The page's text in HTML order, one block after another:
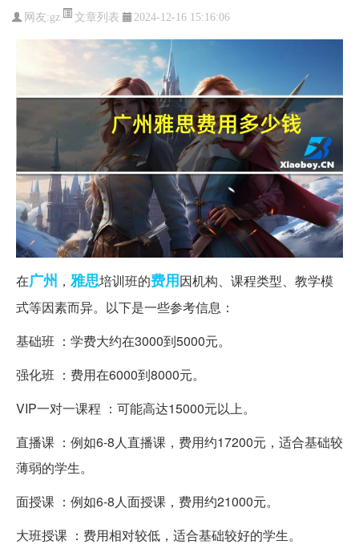
网友:gz 文章列表 2024-12-16 15:16:06
在广州 ， 雅思培训班的费用因机构、课程类型、教学模
式等因素而异。以下是一些参考信息：
基础班 ：学费大约在3000到5000元。
强化班 ：费用在6000到8000元。
VIP一对一课程 ：可能高达15000元以上。
直播课 ：例如6-8人直播课，费用约17200元，适合基础较
薄弱的学生。
面授课 ：例如6-8人面授课，费用约21000元。
大班授课 ：费用相对较低，适合基础较好的学生。